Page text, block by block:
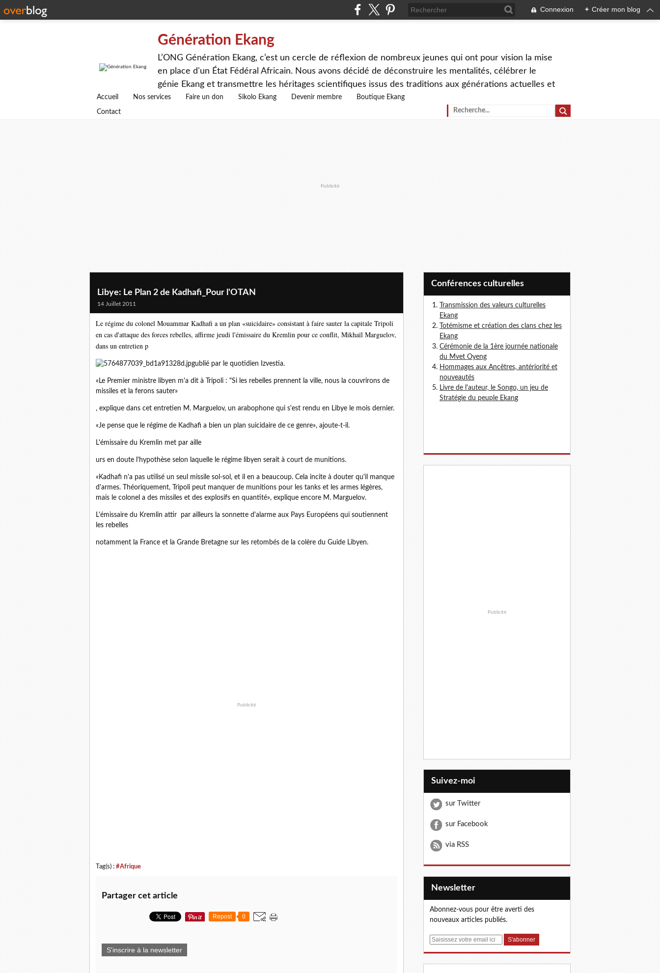
Connexion + Créer mon blog
Génération Ekang
L’ONG Génération Ekang, c’est un cercle de réflexion de nombreux jeunes qui ont pour vision la mise
en place d'un État Fédéral Africain. Nous avons décidé de déconstruire les mentalités, célébrer le
génie Ekang et transmettre les héritages scientifiques issus des traditions aux générations actuelles et
avenirs.
Accueil Nos services Faire un don Sikolo Ekang Devenir membre Boutique Ekang
Contact
Publicité
Libye: Le Plan 2 de Kadhafi_Pour l'OTAN
14 Juillet 2011
Le régime du colonel Mouammar Kadhafi a un plan «suicidaire» consistant à faire sauter la capitale Tripoli
en cas d'attaque des forces rebelles, affirme jeudi l'émissaire du Kremlin pour ce conflit, Mikhaïl Marguelov,
dans un entretien p
ublié par le quotidien Izvestia.
«Le Premier ministre libyen m'a dit à Tripoli : "Si les rebelles prennent la ville, nous la couvrirons de
missiles et la ferons sauter»
, explique dans cet entretien M. Marguelov, un arabophone qui s'est rendu en Libye le mois dernier.
«Je pense que le régime de Kadhafi a bien un plan suicidaire de ce genre», ajoute-t-il.
L'émissaire du Kremlin met par aille
urs en doute l'hypothèse selon laquelle le régime libyen serait à court de munitions.
«Kadhafi n'a pas utilisé un seul missile sol-sol, et il en a beaucoup. Cela incite à douter qu'il manque
d'armes. Théoriquement, Tripoli peut manquer de munitions pour les tanks et les armes légères,
mais le colonel a des missiles et des explosifs en quantité», explique encore M. Marguelov.
L'émissaire du Kremlin attir par ailleurs la sonnette d'alarme aux Pays Européens qui soutiennent
les rebelles
notamment la France et la Grande Bretagne sur les retombés de la colère du Guide Libyen.
Publicité
Tag(s) : #Afrique
Partager cet article
Repost 0
S'inscrire à la newsletter
Conférences culturelles
Transmission des valeurs culturelles
Ekang
Totémisme et création des clans chez les
Ekang
Cérémonie de la 1ère journée nationale
du Mvet Oyeng
Hommages aux Ancêtres, antériorité et
nouveautés
Livre de l'auteur, le Songo, un jeu de
Stratégie du peuple Ekang
Publicité
Suivez-moi
sur Twitter
sur Facebook
via RSS
Newsletter
Abonnez-vous pour être averti des
nouveaux articles publiés.
E